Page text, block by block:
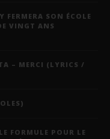
FERMERA SON ÉCOLE
VINGT ANS
– MERCI (LYRICS /
FORMULE POUR LE